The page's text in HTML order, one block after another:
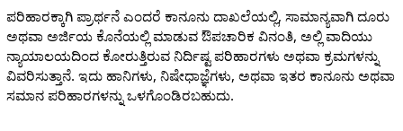
ಪರಿಹಾರಕ್ಕಾಗಿ ಪ್ರಾರ್ಥನೆ ಎಂದರೆ ಕಾನೂನು ದಾಖಲೆಯಲ್ಲಿ, ಸಾಮಾನ್ಯವಾಗಿ ದೂರು
ಅಥವಾ ಅರ್ಜಿಯ ಕೊನೆಯಲ್ಲಿ ಮಾಡುವ ಔಪಚಾರಿಕ ವಿನಂತಿ, ಅಲ್ಲಿ ವಾದಿಯು
ನ್ಯಾಯಾಲಯದಿಂದ ಕೋರುತ್ತಿರುವ ನಿರ್ದಿಷ್ಟ ಪರಿಹಾರಗಳು ಅಥವಾ ಕ್ರಮಗಳನ್ನು
ವಿವರಿಸುತ್ತಾನೆ. ಇದು ಹಾನಿಗಳು, ನಿಷೇಧಾಜ್ಞೆಗಳು, ಅಥವಾ ಇತರ ಕಾನೂನು ಅಥವಾ
ಸಮಾನ ಪರಿಹಾರಗಳನ್ನು ಒಳಗೊಂಡಿರಬಹುದು.